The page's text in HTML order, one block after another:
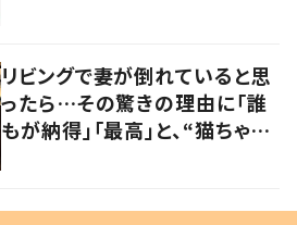
リビングで妻が倒れていると思
ったら…その驚きの理由に「誰
もが納得」「最高」と、“猫ちゃん